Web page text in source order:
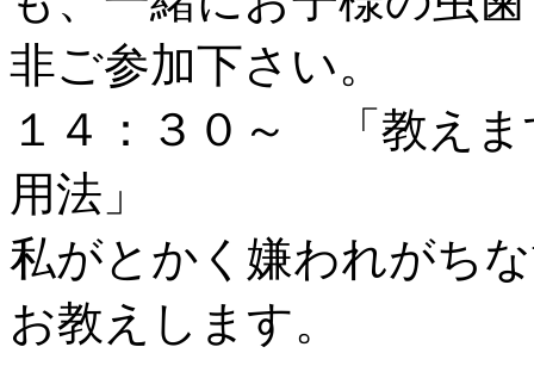
非ご参加下さい。
１４：３０～ 「教えま
用法」
私がとかく嫌われがち
お教えします。